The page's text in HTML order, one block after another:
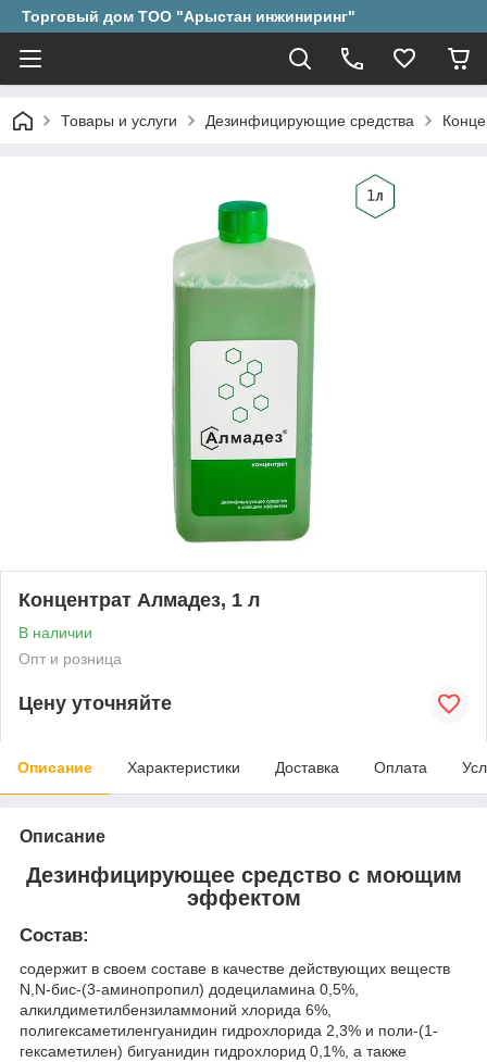
Торговый дом ТОО "Арыстан инжиниринг"
Товары и услуги Дезинфицирующие средства
Концентрат Алмадез, 1 л
В наличии
Опт и розница
Цену уточняйте
Описание Характеристики Доставка Оплата
Описание
Дезинфицирующее средство с моющим
эффектом
Состав:
cодержит в своем составе в качестве действующих веществ
N,N-бис-(3-аминопропил) додециламина 0,5%,
алкилдиметилбензиламмоний хлорида 6%,
полигексаметиленгуанидин гидрохлорида 2,3% и поли-(1-
гексаметилен) бигуанидин гидрохлорид 0,1%, а также